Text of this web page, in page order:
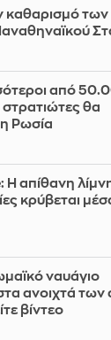
καθαρισμό των
από
θα
Ρωσία
απίθανη
κρύβεται
ναυάγιο
ανοιχτά των
βίντεο